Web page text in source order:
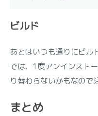
ビルド
あとはいつも通りにビル
では、1度アンインスト
り替わらないかもなので
まとめ